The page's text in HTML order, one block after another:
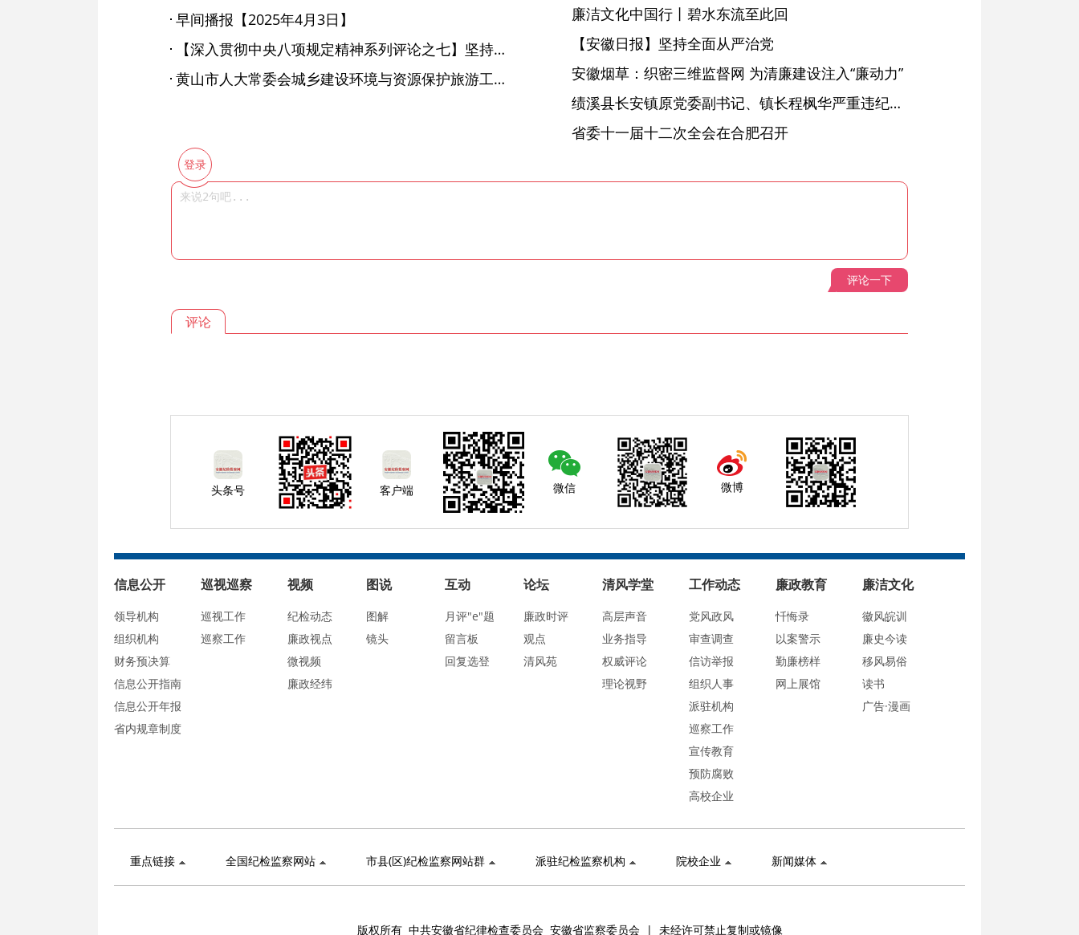
早间播报【2025年4月3日】
【深入贯彻中央八项规定精神系列评论之七】坚持正风肃纪反腐相贯通
黄山市人大常委会城乡建设环境与资源保护旅游工作委员会原主任、原二级巡视员汪跃平接受纪律审查和监察调查
廉洁文化中国行丨碧水东流至此回
【安徽日报】坚持全面从严治党
安徽烟草：织密三维监督网 为清廉建设注入“廉动力”
绩溪县长安镇原党委副书记、镇长程枫华严重违纪违法被开除党籍和公职
省委十一届十二次全会在合肥召开
登录
评论一下
评论
头条号 客户端 微信 微博
信息公开
领导机构
组织机构
财务预决算
信息公开指南
信息公开年报
省内规章制度
巡视巡察
巡视工作
巡察工作
视频
纪检动态
廉政视点
微视频
廉政经纬
图说
图解
镜头
互动
月评"e"题
留言板
回复选登
论坛
廉政时评
观点
清风苑
清风学堂
高层声音
业务指导
权威评论
理论视野
工作动态
党风政风
审查调查
信访举报
组织人事
派驻机构
巡察工作
宣传教育
预防腐败
高校企业
廉政教育
忏悔录
以案警示
勤廉榜样
网上展馆
廉洁文化
徽风皖训
廉史今读
移风易俗
读书
广告·漫画
重点链接 全国纪检监察网站 市县(区)纪检监察网站群 派驻纪检监察机构 院校企业 新闻媒体
版权所有 中共安徽省纪律检查委员会 安徽省监察委员会 | 未经许可禁止复制或镜像